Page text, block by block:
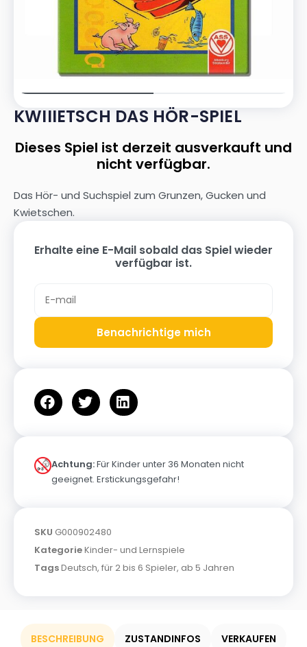
KWIIIETSCH DAS HÖR-SPIEL
Dieses Spiel ist derzeit ausverkauft und
nicht verfügbar.
Das Hör- und Suchspiel zum Grunzen, Gucken und
Kwietschen.
Erhalte eine E-Mail sobald das Spiel wieder
verfügbar ist.
Benachrichtige mich
Achtung:Für Kinder unter 36 Monaten nicht
geeignet. Erstickungsgefahr!
SKU G000902480
KategorieKinder- und Lernspiele
TagsDeutsch, für 2 bis 6 Spieler, ab 5 Jahren
BESCHREIBUNG ZUSTANDINFOS VERKAUFEN